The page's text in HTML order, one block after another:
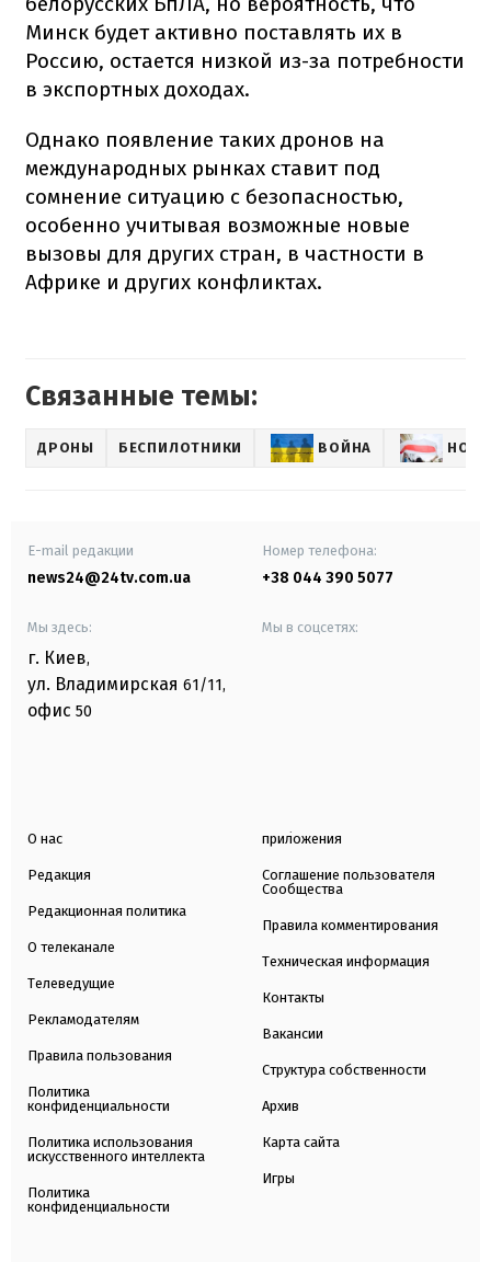
Минск будет активно поставлять их в
Россию, остается низкой из-за потребности
в экспортных доходах.
Однако появление таких дронов на
международных рынках ставит под
сомнение ситуацию с безопасностью,
особенно учитывая возможные новые
вызовы для других стран, в частности в
Африке и других конфликтах.
Связанные темы:
ДРОНЫ БЕСПИЛОТНИКИ ВОЙНА
E-mail редакции
news24@24tv.com.ua
Номер телефона:
+38 044 390 5077
Мы здесь:
г. Киев,
ул. Владимирская 61/11,
офис 50
Мы в соцсетях:
О нас
Редакция
Редакционная политика
О телеканале
Телеведущие
Рекламодателям
Правила пользования
Политика
конфиденциальности
Политика использования
искусственного интеллекта
Политика
конфиденциальности
приложения
Соглашение пользователя
Сообщества
Правила комментирования
Техническая информация
Контакты
Вакансии
Структура собственности
Архив
Карта сайта
Игры